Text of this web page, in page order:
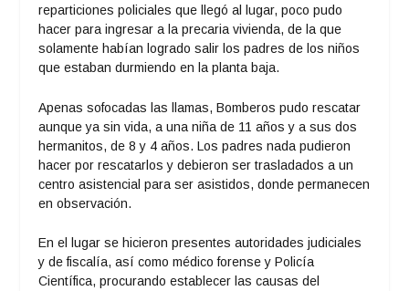
reparticiones policiales que llegó al lugar, poco pudo
hacer para ingresar a la precaria vivienda, de la que
solamente habían logrado salir los padres de los niños
que estaban durmiendo en la planta baja.
Apenas sofocadas las llamas, Bomberos pudo rescatar
aunque ya sin vida, a una niña de 11 años y a sus dos
hermanitos, de 8 y 4 años. Los padres nada pudieron
hacer por rescatarlos y debieron ser trasladados a un
centro asistencial para ser asistidos, donde permanecen
en observación.
En el lugar se hicieron presentes autoridades judiciales
y de fiscalía, así como médico forense y Policía
Científica, procurando establecer las causas del